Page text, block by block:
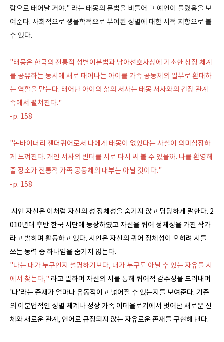
람으로 태어날 거야." 라는 태몽의 문법을 비틀어 그 예언이 틀렸음을 보
여준다. 사회적으로 생물학적으로 부여된 성별에 대한 시적 저항으로 볼
수 있다.
"태몽은 한국의 전통적 성별이분법과 남아선호사상에 기초한 상징 체계
를 공유하는 동시에 새로 태어나는 아이를 가족 공동체의 일부로 환대하
는 역할을 맡는다. 태어난 아이의 삶의 서사는 태몽 서사와의 긴장 관계
속에서 펼쳐진다."
-p. 158
"논바이너리 젠더퀴어로서 나에게 태몽이 없었다는 사실이 의미심장하
게 느껴진다. 개인 서사의 빈터를 시로 다시 써 볼 수 있을까. 나를 환영해
줄 장소가 전통적 가족 공동체의 내부는 아닐 것이다."
-p. 158
시인 자신은 이처럼 자신의 성 정체성을 숨기지 않고 당당하게 말한다. 2
010년대 후반 한국 시단에 등장하였고 자신을 퀴어 정체성을 가진 작가
라고 밝히며 활동하고 있다. 시인은 자신의 퀴어 정체성이 오히려 시를
쓰는 동력 중 하나임을 숨기지 않는다.
"나는 내가 누구인지 설명하기보다, 내가 누구도 아닐 수 있는 자유를 시
에서 찾는다," 라고 말하며 자신의 시를 통해 퀴어적 감수성을 드러내며
'나'라는 존재가 얼마나 유동적이고 넓어질 수 있는지를 보여준다. 기존
의 이분법적인 성별 체계나 정상 가족 이데올로기에서 벗어난 새로운 신
체와 새로운 관계, 언어로 규정되지 않는 자유로운 존재를 구현해 낸다.